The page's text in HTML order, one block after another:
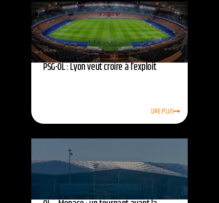
PSG-OL : Lyon veut croire à l’exploit
LIRE PLUS